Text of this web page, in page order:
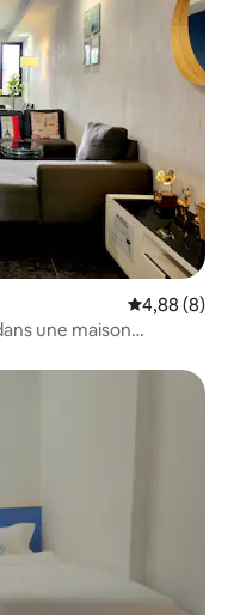
Évaluation
4,88 (8)
une maison